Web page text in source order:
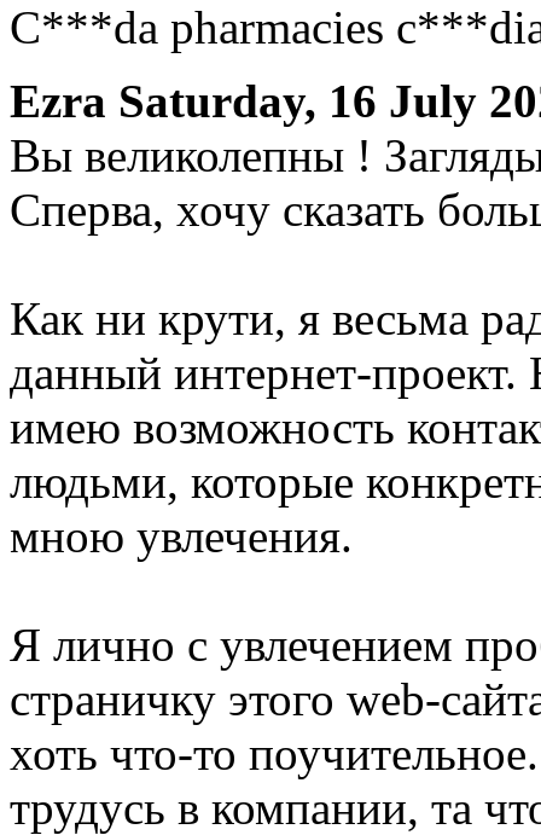
C***da pharmacies
Ezra Saturday, 16 July
Вы великолепны !
Сперва, хочу сказать
Как ни крути, я весьма
данный интернет-
имею возможность
людьми, которые
мною увлечения.
Я лично с увлечением
страничку этого web-
хоть что-то
трудусь в компании, та